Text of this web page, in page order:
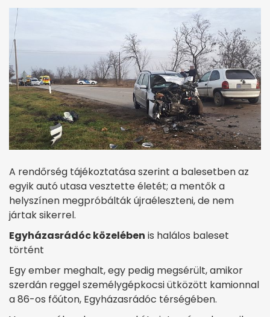
A rendőrség tájékoztatása szerint a balesetben az
egyik autó utasa vesztette életét; a mentők a
helyszínen megpróbálták újraéleszteni, de nem
jártak sikerrel.
Egyházasrádóc közelében is halálos baleset
történt
Egy ember meghalt, egy pedig megsérült, amikor
szerdán reggel személygépkocsi ütközött kamionnal
a 86-os főúton, Egyházasrádóc térségében.